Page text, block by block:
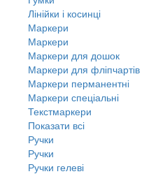
Лінійки і косинці
Маркери
Маркери
Маркери для дошок
Маркери для фліпчартів
Маркери перманентні
Маркери спеціальні
Текстмаркери
Показати всі
Ручки
Ручки
Ручки гелеві